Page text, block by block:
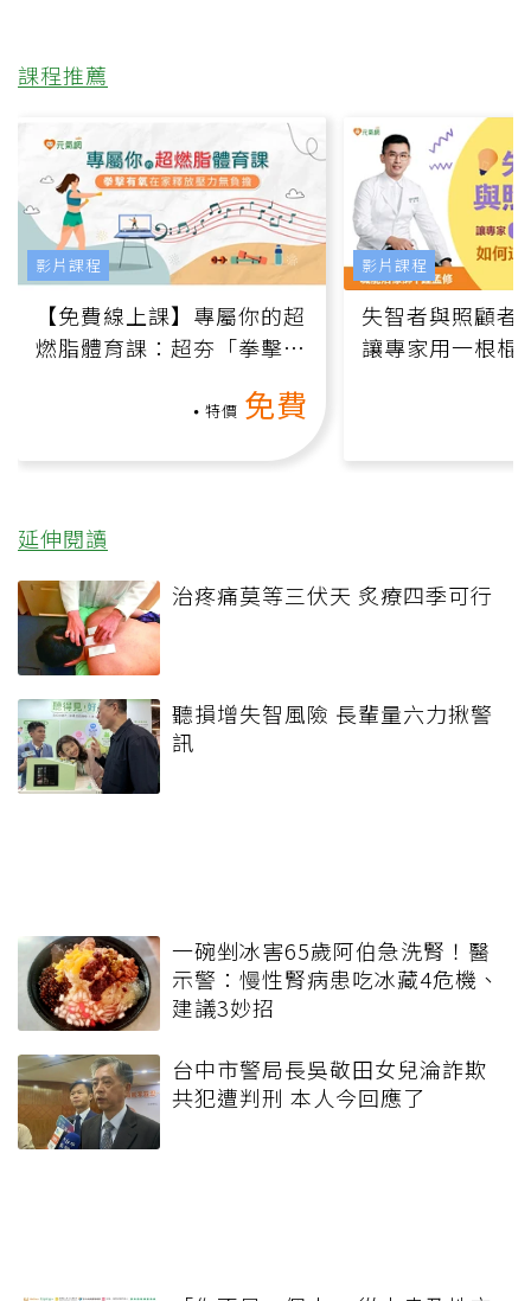
課程推薦
【免費線上課】專屬你的超
燃脂體育課：超夯「拳擊有
特價 免費
影片課程
失智者與照顧者
讓專家用一根棍
影片課程
延伸閱讀
治疼痛莫等三伏天 炙療四季可行
聽損增失智風險 長輩量六力揪警
訊
一碗剉冰害65歲阿伯急洗腎！醫
示警：慢性腎病患吃冰藏4危機、
建議3妙招
台中市警局長吳敬田女兒淪詐欺
共犯遭判刑 本人今回應了